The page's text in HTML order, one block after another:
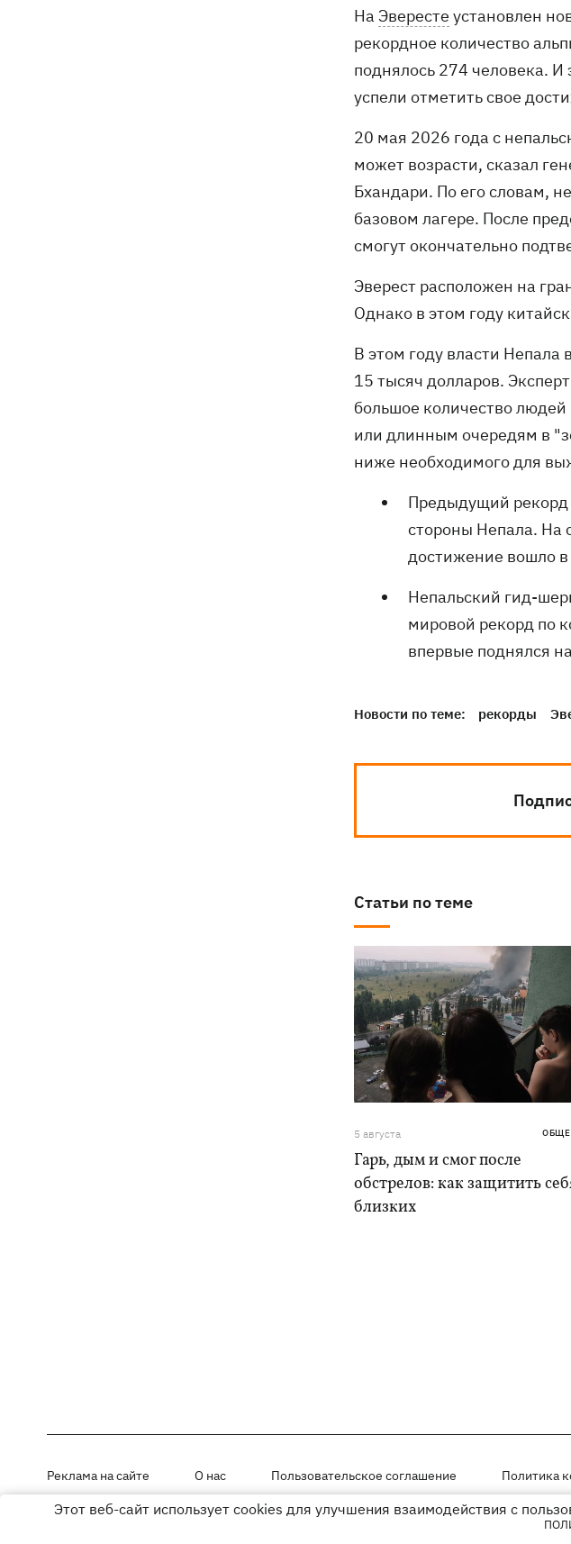
На Эвересте установлен
рекордное количество
поднялось 274 человека.
успели отметить свое
20 мая 2026 года с
может возрасти, сказал
Бхандари. По его словам,
базовом лагере. После
смогут окончательно
Эверест расположен на
Однако в этом году
В этом году власти
15 тысяч долларов.
большое количество
или длинным очередям в
ниже необходимого для
Предыдущий рекорд
стороны Непала. На
достижение вошло в
Непальский гид-
мировой рекорд по
впервые поднялся
Новости по теме: рекорды
Статьи по теме
5 августа
Гарь, дым и смог после
обстрелов: как защитить
близких
Реклама на сайте О нас Пользовательское соглашение Политика
Материалы под рубриками «Новости компании», «PR» и «Факт» размещены на правах рекламы
Этот веб-сайт использует cookies для улучшения взаимодействия с